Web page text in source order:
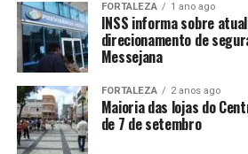
FORTALEZA 1 ano ago
INSS informa sobre
direcionamento de
Messejana
FORTALEZA 2 anos ago
Maioria das lojas do
de 7 de setembro